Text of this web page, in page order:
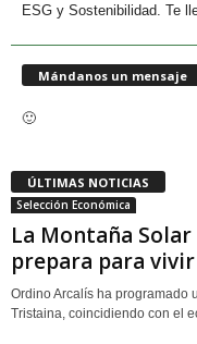
ESG y Sostenibilidad. Te
Mándanos un mensaje
🙂
ÚLTIMAS NOTICIAS
Selección Económica
La Montaña
prepara para vivir
Ordino Arcalís ha programado
Tristaina, coincidiendo con el